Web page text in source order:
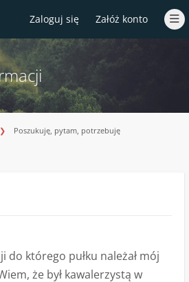
Zaloguj się Załóż konto
Poszukuję, pytam, potrzebuję
do którego pułku należał mój
że był kawalerzystą w